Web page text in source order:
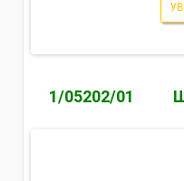
1/05202/01